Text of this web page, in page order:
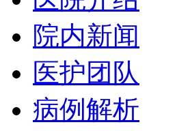
院内新闻
医护团队
病例解析